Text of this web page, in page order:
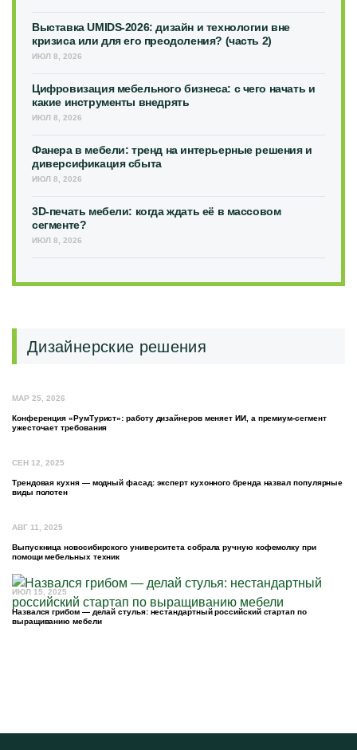
Выставка UMIDS-2026: дизайн и технологии вне
кризиса или для его преодоления? (часть 2)
ИЮЛ 8, 2026
Цифровизация мебельного бизнеса: с чего начать и
какие инструменты внедрять
ИЮЛ 8, 2026
Фанера в мебели: тренд на интерьерные решения и
диверсификация сбыта
ИЮЛ 8, 2026
3D-печать мебели: когда ждать её в массовом
сегменте?
ИЮЛ 8, 2026
Дизайнерские решения
МАР 25, 2026
Конференция «РумТурист»: работу дизайнеров меняет ИИ, а премиум-сегмент
ужесточает требования
СЕН 12, 2025
Трендовая кухня — модный фасад: эксперт кухонного бренда назвал популярные
виды полотен
АВГ 11, 2025
Выпускница новосибирского университета собрала ручную кофемолку при
помощи мебельных техник
ИЮЛ 15, 2025
Назвался грибом — делай стулья: нестандартный российский стартап по
выращиванию мебели